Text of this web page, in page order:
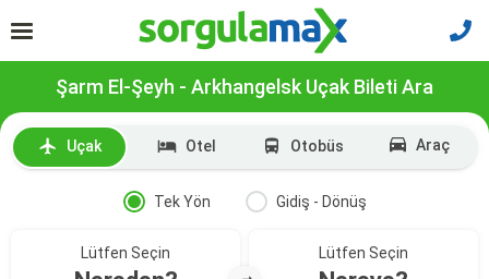
Şarm El-Şeyh - Arkhangelsk Uçak Bileti Ara
Uçak Otel Otobüs Araç
Tek Yön Gidiş - Dönüş
Lütfen Seçin Lütfen Seçin